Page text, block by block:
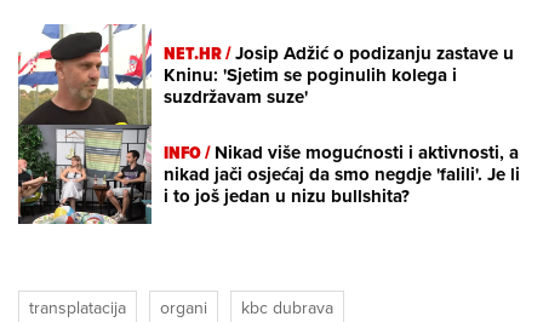
NET.HR /Josip Adžić o podizanju zastave u
Kninu: 'Sjetim se poginulih kolega i
suzdržavam suze'
INFO /Nikad više mogućnosti i aktivnosti, a
nikad jači osjećaj da smo negdje 'falili'. Je li
i to još jedan u nizu bullshita?
transplatacija organi kbc dubrava